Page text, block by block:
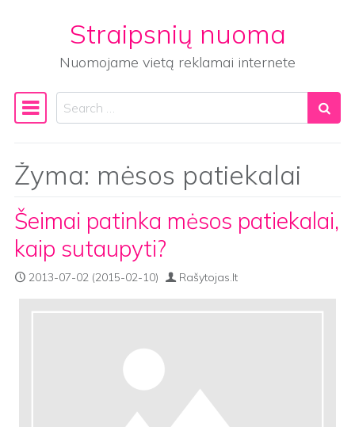
Straipsnių nuoma
Nuomojame vietą reklamai internete
Main Navigation
Search
Žyma: mėsos patiekalai
Šeimai patinka mėsos patiekalai,
kaip sutaupyti?
2013-07-02 (2015-02-10) Rašytojas.lt